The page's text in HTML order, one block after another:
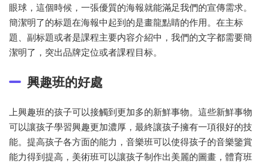
眼球，這個時候，一張優質的海報就能滿足我們的宣傳需求。
簡潔明了的标題在海報中起到的是畫龍點睛的作用。在主标
題、副标題或者是課程主要内容介紹中，我們的文字都需要簡
潔明了，突出品牌定位或者課程目标。
興趣班的好處
上興趣班的孩子可以接觸到更加多的新鮮事物。這些新鮮事物
可以讓孩子學習興趣更加濃厚，最終讓孩子擁有一項很好的技
能。提高孩子各方面的能力，音樂班可以使得孩子的音樂鑒賞
能力得到提高，美術班可以讓孩子制作出美麗的圖畫，體育班